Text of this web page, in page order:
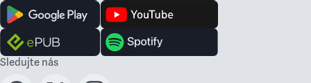
Sledujte nás